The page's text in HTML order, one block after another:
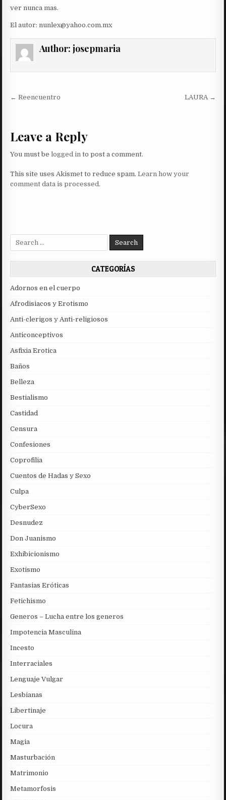
ver nunca mas.
El autor: nunlex@yahoo.com.mx
Author: josepmaria
Post
← Reencuentro LAURA →
Leave a Reply
You must belogged in to post a comment.
This site uses Akismet to reduce spam.Learn how your
comment data is processed.
Search
for:
CATEGORÍAS
Adornos en el cuerpo
Afrodisiacos y Erotismo
Anti-clerigos y Anti-religiosos
Anticonceptivos
Asfixia Erotica
Baños
Belleza
Bestialismo
Castidad
Censura
Confesiones
Coprofilia
Cuentos de Hadas y Sexo
Culpa
CyberSexo
Desnudez
Don Juanismo
Exhibicionismo
Exotismo
Fantasias Eróticas
Fetichismo
Generos – Lucha entre los generos
Impotencia Masculina
Incesto
Interraciales
Lenguaje Vulgar
Lesbianas
Libertinaje
Locura
Magia
Masturbación
Matrimonio
Metamorfosis